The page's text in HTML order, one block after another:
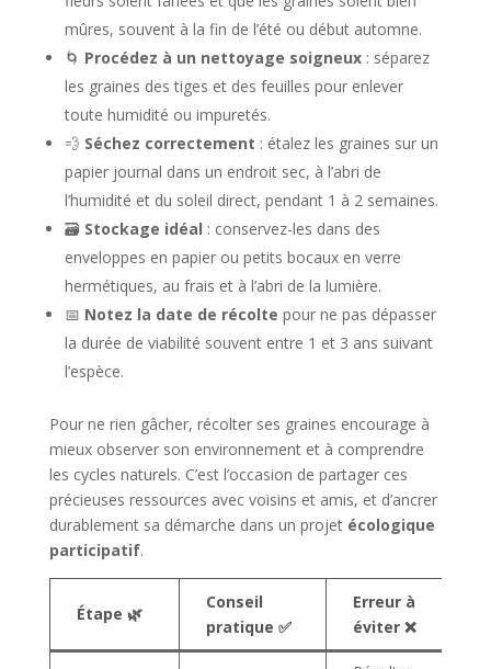
mûres, souvent à la fin de l’été ou début automne.
🌀 Procédez à un nettoyage soigneux: séparez
les graines des tiges et des feuilles pour enlever
toute humidité ou impuretés.
💨 Séchez correctement : étalez les graines sur un
papier journal dans un endroit sec, à l’abri de
l’humidité et du soleil direct, pendant 1 à 2 semaines.
🗃 Stockage idéal : conservez-les dans des
enveloppes en papier ou petits bocaux en verre
hermétiques, au frais et à l’abri de la lumière.
📅 Notez la date de récolte pour ne pas dépasser
la durée de viabilité souvent entre 1 et 3 ans suivant
l’espèce.
Pour ne rien gâcher, récolter ses graines encourage à
mieux observer son environnement et à comprendre
les cycles naturels. C’est l’occasion de partager ces
précieuses ressources avec voisins et amis, et d’ancrer
durablement sa démarche dans un projet écologique
participatif.
Étape 🌿
Conseil
pratique ✅
Erreur à
éviter ❌